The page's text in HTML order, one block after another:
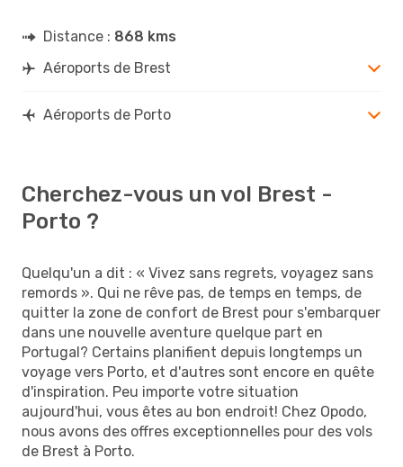
Distance : 868 kms
Aéroports de Brest
Aéroports de Porto
Cherchez-vous un vol Brest -
Porto ?
Quelqu'un a dit : « Vivez sans regrets, voyagez sans
remords ». Qui ne rêve pas, de temps en temps, de
quitter la zone de confort de Brest pour s'embarquer
dans une nouvelle aventure quelque part en
Portugal? Certains planifient depuis longtemps un
voyage vers Porto, et d'autres sont encore en quête
d'inspiration. Peu importe votre situation
aujourd'hui, vous êtes au bon endroit! Chez Opodo,
nous avons des offres exceptionnelles pour des vols
de Brest à Porto.